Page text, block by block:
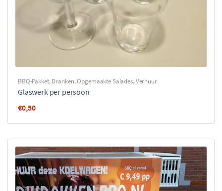
BBQ-Pakket,Dranken,Opgemaakte Salades,Verhuur
Glaswerk per persoon
€0,50